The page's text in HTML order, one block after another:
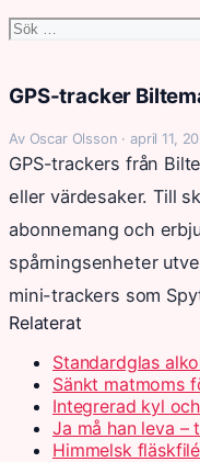
Sök
GPS-tracker
Av Oscar Olsson · april 11,
GPS-trackers från
eller värdesaker. Till
abonnemang och
spårningsenheter
mini-trackers som
Relaterat
Standardglas
Sänkt matmoms
Integrerad kyl
Ja må han leva –
Himmelsk